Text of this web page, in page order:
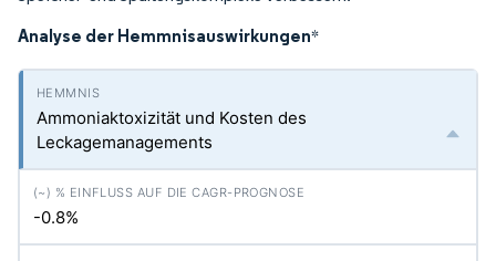
Analyse der Hemmnisauswirkungen*
Ammoniaktoxizität und Kosten des
Leckagemanagements
-0.8%